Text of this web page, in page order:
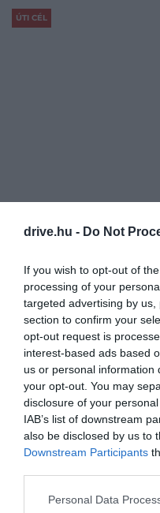
drive.hu - Do Not
If you wish to opt-out of
processing of your
targeted advertising by
section to confirm your
opt-out request is
interest-based ads based
us or personal information
your opt-out. You may
disclosure of your
IAB’s list of downstream
also be disclosed by us to
Downstream Participants
Please note that this
Personal Data
ÚTI CÉL